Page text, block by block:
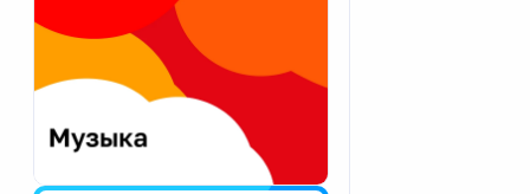
Екатеринбург
Калининград
Калуга